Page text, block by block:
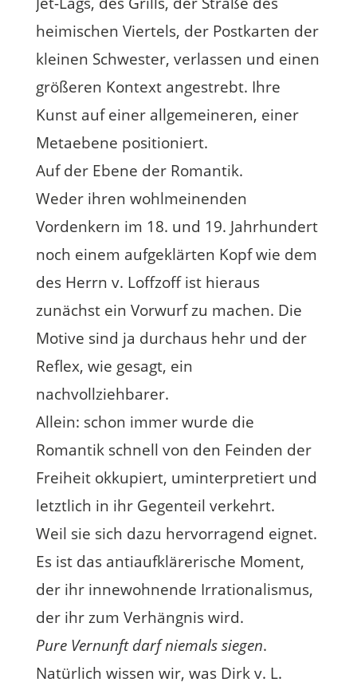
heimischen Viertels, der Postkarten der
kleinen Schwester, verlassen und einen
größeren Kontext angestrebt. Ihre
Kunst auf einer allgemeineren, einer
Metaebene positioniert.
Auf der Ebene der Romantik.
Weder ihren wohlmeinenden
Vordenkern im 18. und 19. Jahrhundert
noch einem aufgeklärten Kopf wie dem
des Herrn v. Loffzoff ist hieraus
zunächst ein Vorwurf zu machen. Die
Motive sind ja durchaus hehr und der
Reflex, wie gesagt, ein
nachvollziehbarer.
Allein: schon immer wurde die
Romantik schnell von den Feinden der
Freiheit okkupiert, uminterpretiert und
letztlich in ihr Gegenteil verkehrt.
Weil sie sich dazu hervorragend eignet.
Es ist das antiaufklärerische Moment,
der ihr innewohnende Irrationalismus,
der ihr zum Verhängnis wird.
Pure Vernunft darf niemals siegen.
Natürlich wissen wir, was Dirk v. L.